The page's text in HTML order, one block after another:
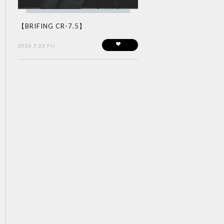
【BRIFING CR-7.5】
2026.5.22 Fri